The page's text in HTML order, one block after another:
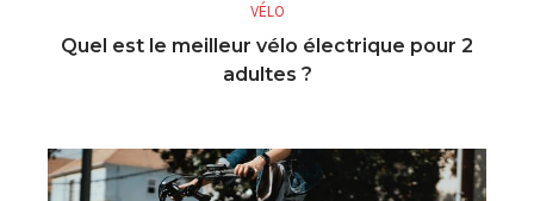
VÉLO
Quel est le meilleur vélo électrique pour 2
adultes ?